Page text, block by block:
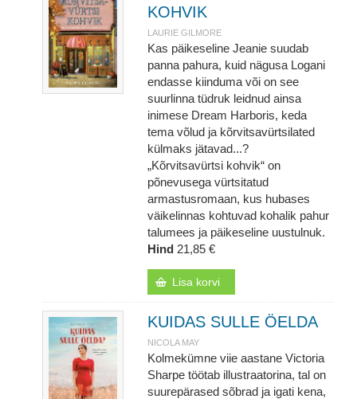
KOHVIK
LAURIE GILMORE
Kas päikeseline Jeanie suudab
panna pahura, kuid nägusa Logani
endasse kiinduma või on see
suurlinna tüdruk leidnud ainsa
inimese Dream Harboris, keda
tema võlud ja kõrvitsavürtsilated
külmaks jätavad...?
„Kõrvitsavürtsi kohvik“ on
põnevusega vürtsitatud
armastusromaan, kus hubases
väikelinnas kohtuvad kohalik pahur
talumees ja päikeseline uustulnuk.
Hind 21,85 €
Lisa korvi
KUIDAS SULLE ÖELDA
NICOLA MAY
Kolmekümne viie aastane Victoria
Sharpe töötab illustraatorina, tal on
suurepärased sõbrad ja igati kena,